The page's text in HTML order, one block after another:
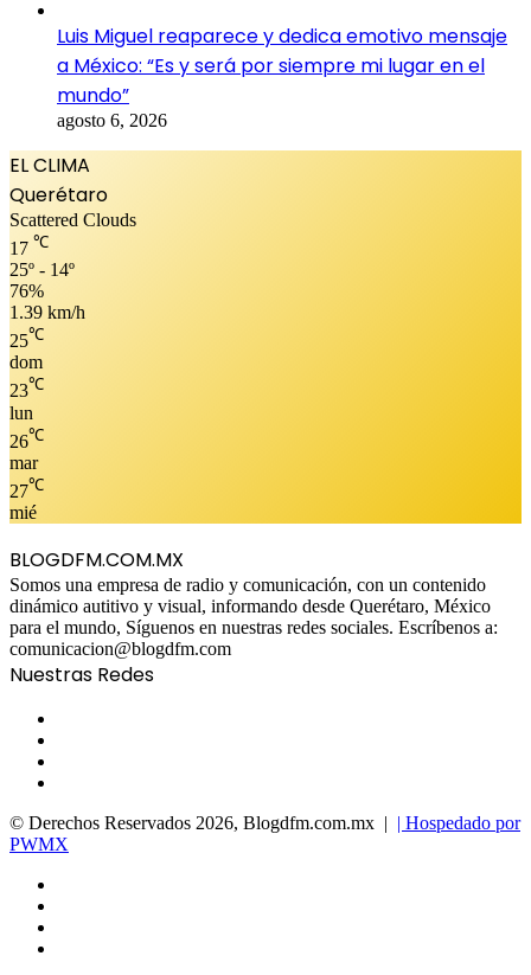
Luis Miguel reaparece y dedica emotivo mensaje
a México: “Es y será por siempre mi lugar en el
mundo”
agosto 6, 2026
EL CLIMA
Querétaro
Scattered Clouds
17 ℃
25º - 14º
76%
1.39 km/h
25℃
dom
23℃
lun
26℃
mar
27℃
mié
BLOGDFM.COM.MX
Somos una empresa de radio y comunicación, con un contenido
dinámico autitivo y visual, informando desde Querétaro, México
para el mundo, Síguenos en nuestras redes sociales. Escríbenos a:
comunicacion@blogdfm.com
Nuestras Redes
© Derechos Reservados 2026, Blogdfm.com.mx | | Hospedado por
PWMX